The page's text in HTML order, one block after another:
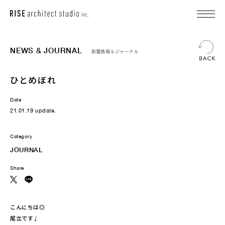
NEWS & JOURNAL 新着情報＆ジャーナル
ひとめぼれ
Date
21.01.19 update.
Category
JOURNAL
Share
こんにちは◎
尾立です♩